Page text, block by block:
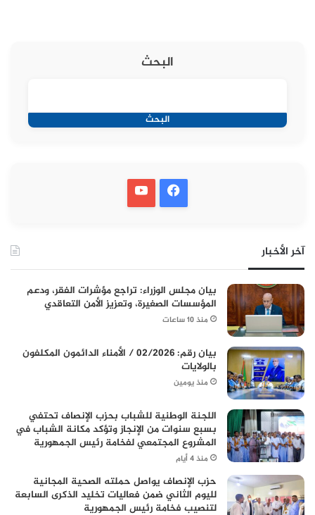
البحث
البحث
آخر الأخبار
بيان مجلس الوزراء: تراجع مؤشرات الفقر، ودعم
المؤسسات الصغيرة، وتعزيز الأمن التعاقدي
منذ 10 ساعات
بيان رقم: 02/2026 / الأمناء الدائمون المكلفون
بالولايات
منذ يومين
اللجنة الوطنية للشباب بحزب الإنصاف تحتفي
بسبع سنوات من الإنجاز وتؤكد مكانة الشباب في
المشروع المجتمعي لفخامة رئيس الجمهورية
منذ 4 أيام
حزب الإنصاف يواصل حملته الصحية المجانية
لليوم الثاني ضمن فعاليات تخليد الذكرى السابعة
لتنصيب فخامة رئيس الجمهورية